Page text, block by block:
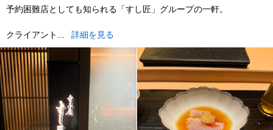
予約困難店としても知られる「すし匠」グループの一軒。
クライアント... 詳細を見る